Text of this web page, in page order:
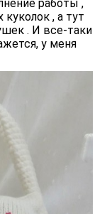
работы ,
, а тут
. И все-таки
у меня